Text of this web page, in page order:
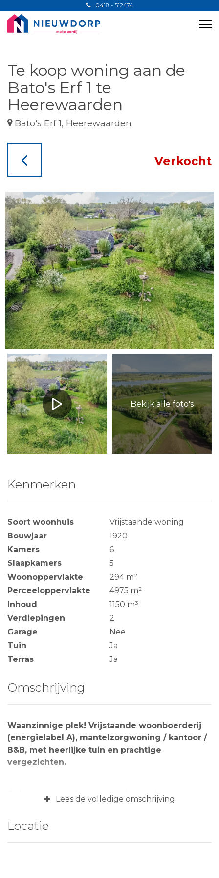
0418 - 512474
Te koop woning aan de
Bato's Erf 1 te
Heerewaarden
Bato's Erf 1, Heerewaarden
Verkocht
Bekijk alle foto's
Kenmerken
Soort woonhuis
Vrijstaande woning
Bouwjaar
1920
Kamers
6
Slaapkamers
5
Woonoppervlakte
294 m²
Perceeloppervlakte
4975 m²
Inhoud
1150 m³
Verdiepingen
2
Garage
Nee
Tuin
Ja
Terras
Ja
Omschrijving
Waanzinnige plek! Vrijstaande woonboerderij
(energielabel A), mantelzorgwoning / kantoor /
B&B, met heerlijke tuin en prachtige
vergezichten.
Gelegen tussen de uiterwaarden en de
zandstranden langs de Waal, staat dit vrij gelegen
buitenleven, veel privacy en een karakteristieke
woning met véél ruimte is dit aanbod een unieke
+ Lees de volledige omschrijving
Locatie